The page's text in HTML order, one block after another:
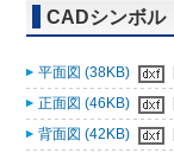
CADシンボル
平面図 (38KB)
正面図 (46KB)
背面図 (42KB)